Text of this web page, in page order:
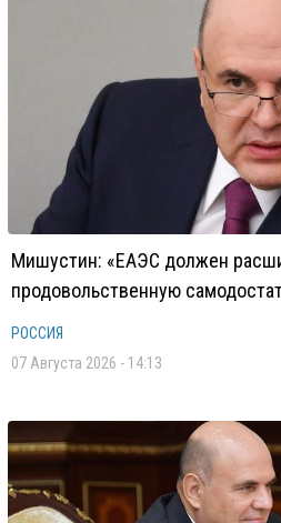
Мишустин: «ЕАЭС должен
продовольственную
РОССИЯ
07 Августа 2026 - 14:13